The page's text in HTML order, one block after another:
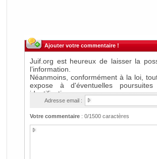
Ajouter votre commentaire !
Adresse email :
Votre commentaire: 0/1500 caractères